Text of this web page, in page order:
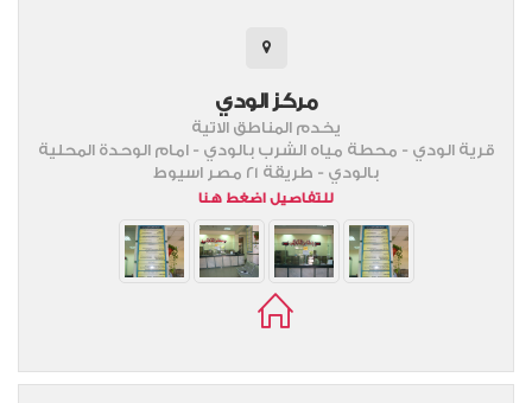
مركز الودي
يخدم المناطق الاتية
قرية الودي - محطة مياه الشرب بالودي - امام الوحدة المحلية
بالودي - طريقة 21 مصر اسيوط
للتفاصيل اضغط هنا